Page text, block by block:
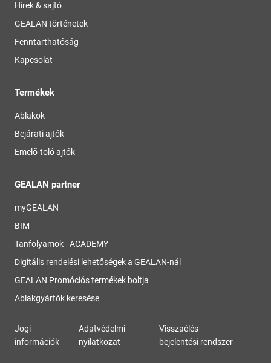
Hírek & sajtó
GEALAN történetek
Fenntarthatóság
Kapcsolat
Termékek
Ablakok
Bejárati ajtók
Emelő-toló ajtók
GEALAN partner
myGEALAN
BIM
Tanfolyamok - ACADEMY
Digitális rendelési lehetőségek a GEALAN-nál
GEALAN Promóciós termékek boltja
Ablakgyártók keresése
Jogi
információk
Adatvédelmi
nyilatkozat
Visszaélés-
bejelentési rendszer